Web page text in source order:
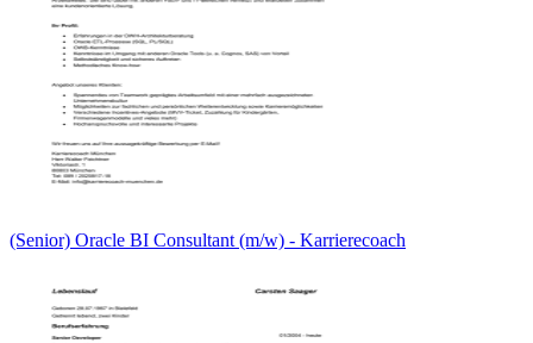
(Senior) Oracle BI Consultant (m/w) - Karrierecoach